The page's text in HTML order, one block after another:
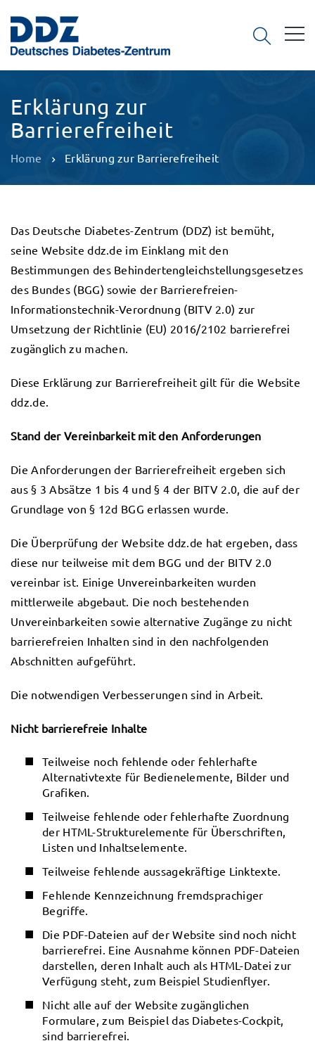
Erklärung zur
Barrierefreiheit
Home Erklärung zur Barrierefreiheit
Das Deutsche Diabetes-Zentrum (DDZ) ist bemüht,
seine Website ddz.de im Einklang mit den
Bestimmungen des Behindertengleichstellungsgesetzes
des Bundes (BGG) sowie der Barrierefreien-
Informationstechnik-Verordnung (BITV 2.0) zur
Umsetzung der Richtlinie (EU) 2016/2102 barrierefrei
zugänglich zu machen.
Diese Erklärung zur Barrierefreiheit gilt für die Website
ddz.de.
Stand der Vereinbarkeit mit den Anforderungen
Die Anforderungen der Barrierefreiheit ergeben sich
aus § 3 Absätze 1 bis 4 und § 4 der BITV 2.0, die auf der
Grundlage von § 12d BGG erlassen wurde.
Die Überprüfung der Website ddz.de hat ergeben, dass
diese nur teilweise mit dem BGG und der BITV 2.0
vereinbar ist. Einige Unvereinbarkeiten wurden
mittlerweile abgebaut. Die noch bestehenden
Unvereinbarkeiten sowie alternative Zugänge zu nicht
barrierefreien Inhalten sind in den nachfolgenden
Abschnitten aufgeführt.
Die notwendigen Verbesserungen sind in Arbeit.
Nicht barrierefreie Inhalte
Teilweise noch fehlende oder fehlerhafte
Alternativtexte für Bedienelemente, Bilder und
Grafiken.
Teilweise fehlende oder fehlerhafte Zuordnung
der HTML-Strukturelemente für Überschriften,
Listen und Inhaltselemente.
Teilweise fehlende aussagekräftige Linktexte.
Fehlende Kennzeichnung fremdsprachiger
Begriffe.
Die PDF-Dateien auf der Website sind noch nicht
barrierefrei. Eine Ausnahme können PDF-Dateien
darstellen, deren Inhalt auch als HTML-Datei zur
Verfügung steht, zum Beispiel Studienflyer.
Nicht alle auf der Website zugänglichen
Formulare, zum Beispiel das Diabetes-Cockpit,
sind barrierefrei.